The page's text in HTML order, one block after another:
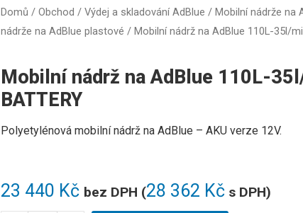
Domů / Obchod / Výdej a skladování AdBlue / Mobilní nádrže na
nádrže na AdBlue plastové / Mobilní nádrž na AdBlue 110L-35l/
Mobilní nádrž na AdBlue 110L-
BATTERY
23 440 Kč bez DPH (28 362 Kčs DPH)
Polyetylénová mobilní nádrž na AdBlue – AKU verze 12V.